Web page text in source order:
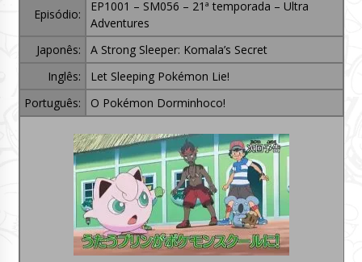
Episódio:
EP1001 – SM056 – 21ª temporada – Ultra
Adventures
Japonês:
A Strong Sleeper: Komala’s Secret
Inglês:
Let Sleeping Pokémon Lie!
Português:
O Pokémon Dorminhoco!